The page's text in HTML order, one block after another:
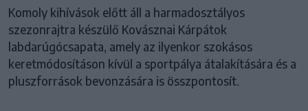
Komoly kihívások előtt áll a harmadosztályos
szezonrajtra készülő Kovásznai Kárpátok
labdarúgócsapata, amely az ilyenkor szokásos
keretmódosításon kívül a sportpálya átalakítására és a
pluszforrások bevonzására is összpontosít.